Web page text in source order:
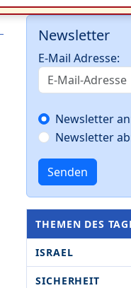
Newsletter
E-Mail Adresse:
Newsletter
Newsletter
Senden
THEMEN DES
ISRAEL
SICHERHEIT